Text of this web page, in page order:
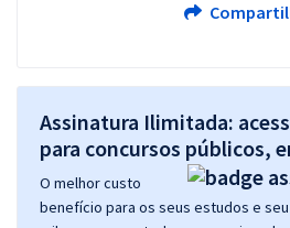
Assinatura Ilimitada:
para concursos públicos,
O melhor custo
benefício para os seus estudos e